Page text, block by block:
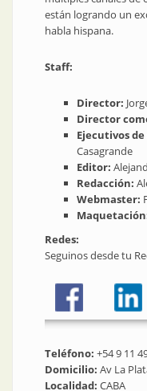
están logrando un
habla hispana.
Staff:
Director:
Director
Ejecutivos
Casagrande
Editor:
Redacción:
Webmaster:
Redes:
Seguinos desde tu
Teléfono: +54 9 11
Domicilio: Av La
Localidad: CABA